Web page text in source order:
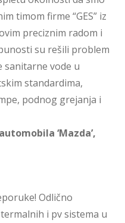
timom firme “GES” iz
preciznim radom i
su rešili problem
sanitarne vode u
standardima,
podnog grejanja i
‘Mazda’,
Odlično
i pv sistema u